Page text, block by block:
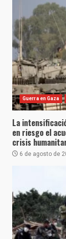
Guerra en Gaza
La
en riesgo el
crisis
6 de agosto de